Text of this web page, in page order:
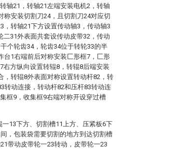
轴21，转轴21左端安装电机2，转轴
称安装切割刀24，且切割刀24对应切
，转轴21下方设置传动轴3，传动轴3
31外表面共套设传动皮带32，传动
个轮齿34，轮齿34位于转轮33的半
台1右端前后对称安装匚形框7，匚形
方纵向设置转辊8，转辊8后端安装
，转辊8外表面对称设置转动杆82，转
转动连接，转动杆82和压杆83转动连
框9，收集框9右端对称开设穿过槽
13下方、切割槽11上方、压紧板6下
，包装袋需要切割的地方到达切割槽
带动皮带轮一23转动，皮带轮一23